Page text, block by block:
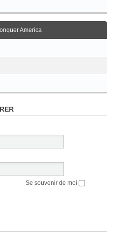
America
Se souvenir de moi